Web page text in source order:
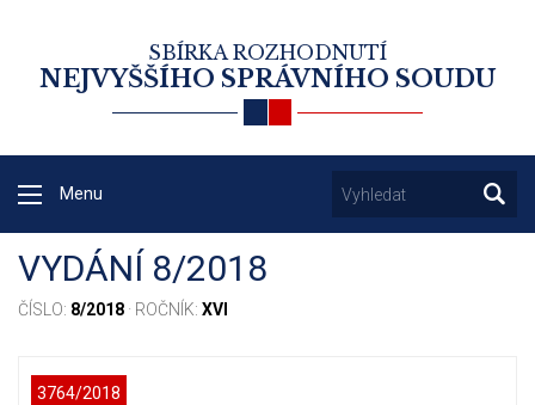
SBÍRKA ROZHODNUTÍ
NEJVYŠŠÍHO SPRÁVNÍHO SOUDU
Menu
VYDÁNÍ 8/2018
ČÍSLO: 8/2018 · ROČNÍK: XVI
3764/2018